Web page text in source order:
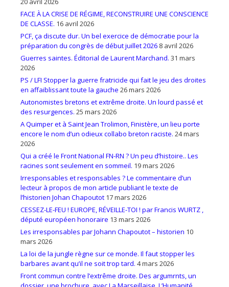
FACE À LA CRISE DE RÉGIME, RECONSTRUIRE UNE CONSCIENCE
DE CLASSE. 16 avril 2026
PCF, ça discute dur. Un bel exercice de démocratie pour la
préparation du congrès de début juillet 2026 8 avril 2026
Guerres saintes. Éditorial de Laurent Marchand. 31 mars
2026
PS / LFI Stopper la guerre fratricide qui fait le jeu des droites
en affaiblissant toute la gauche 26 mars 2026
Autonomistes bretons et extrême droite. Un lourd passé et
des resurgences. 25 mars 2026
A Quimper et à Saint Jean Trolimon, Finistère, un lieu porte
encore le nom d’un odieux collabo breton raciste. 24 mars
2026
Qui a créé le Front National FN-RN ? Un peu d’histoire.. Les
racines sont seulement en sommeil. 19 mars 2026
Irresponsables et responsables ? Le commentaire d’un
lecteur à propos de mon article publiant le texte de
l’historien Johan Chapoutot 17 mars 2026
CESSEZ-LE-FEU ! EUROPE, RÉVEILLE-TOI ! par Francis WURTZ ,
député européen honoraire 13 mars 2026
Les irresponsables par Johann Chapoutot – historien 10
mars 2026
La loi de la jungle règne sur ce monde. Il faut stopper les
barbares avant qu’il ne soit trop tard. 4 mars 2026
Front commun contre l’extrême droite. Des argumrnts, un